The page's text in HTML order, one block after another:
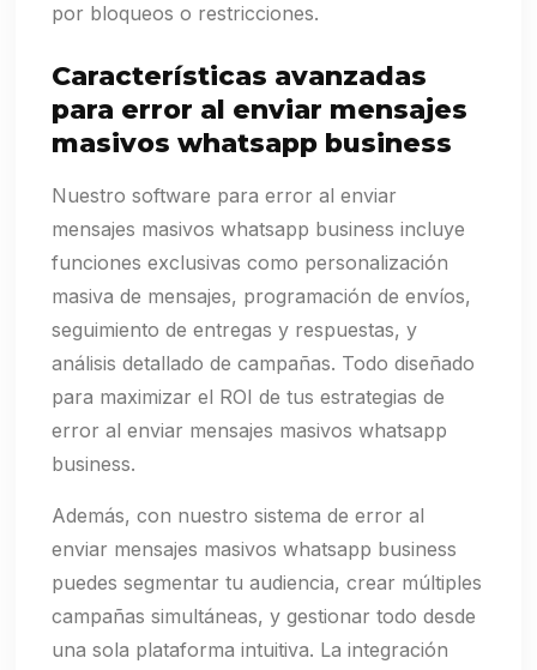
por bloqueos o restricciones.
Características avanzadas
para error al enviar mensajes
masivos whatsapp business
Nuestro software para error al enviar
mensajes masivos whatsapp business incluye
funciones exclusivas como personalización
masiva de mensajes, programación de envíos,
seguimiento de entregas y respuestas, y
análisis detallado de campañas. Todo diseñado
para maximizar el ROI de tus estrategias de
error al enviar mensajes masivos whatsapp
business.
Además, con nuestro sistema de error al
enviar mensajes masivos whatsapp business
puedes segmentar tu audiencia, crear múltiples
campañas simultáneas, y gestionar todo desde
una sola plataforma intuitiva. La integración